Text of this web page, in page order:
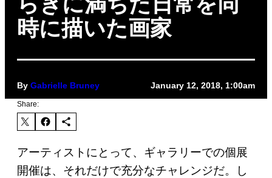
時に描いた画家
By Gabrielle Bruney January 12, 2018, 1:00am
Share:
アーティストにとって、ギャラリーでの個展
開催は、それだけで充分なチャレンジだ。し